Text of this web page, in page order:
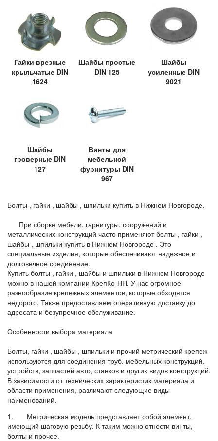
Гайки врезные
крыльчатые DIN
1624
Шайбы простые
DIN 125
Шайбы
усиленные DIN
9021
Шайбы
гроверные DIN
127
Винты для
мебельной
фурнитуры DIN
967
Болты , гайки , шайбы , шпильки купить в Нижнем Новгороде.
При сборке мебели, гарнитуры, сооружений и
металлических конструкций часто применяют болты , гайки ,
шайбы , шпильки купить в Нижнем Новгороде . Это
специальные изделия, которые обеспечивают надежное и
долговечное соединение.
Купить болты , гайки , шайбы и шпильки в Нижнем Новгороде
можно в нашей компании КрепКо-НН. У нас огромное
разнообразие крепежных элементов, которые обходятся
недорого. Также предоставляем оперативную доставку до
адресата и безупречное обслуживание.
Особенности выбора материала
Болты, гайки , шайбы , шпильки и прочий метрический крепеж
используются для соединения труб, мебельных конструкций,
устройств, запчастей авто, станков и других видов конструкций.
В зависимости от технических характеристик материала и
области применения, различают следующие виды
наименований.
1. Метрическая модель представляет собой элемент,
имеющий шаговую резьбу. К таким можно отнести винты,
болты и прочее.